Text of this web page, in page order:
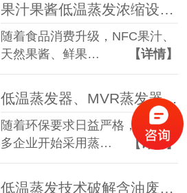
果汁果酱低温蒸发浓缩设备选型指南：六大核心因素全面解析
随着食品消费升级，NFC果汁、
天然果酱、鲜果…
【详情】
低温蒸发器、MVR蒸发器、三效蒸发器这么多蒸发器，到底该如何选择？
随着环保要求日益严格，越来越
多企业开始采用蒸…
【详情】